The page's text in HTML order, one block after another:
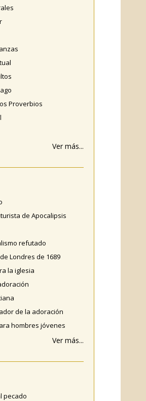
Proverbios
Ver más...
de Apocalipsis
refutado
Londres de 1689
la iglesia
de la adoración
hombres jóvenes
Ver más...
pecado